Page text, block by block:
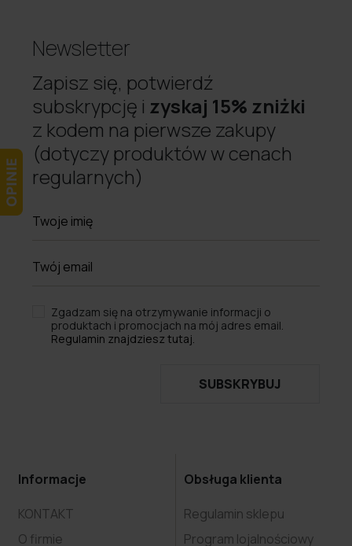
Newsletter
Zapisz się, potwierdź
subskrypcję i zyskaj 15% zniżki
z kodem na pierwsze zakupy
(dotyczy produktów w cenach
regularnych)
Zgadzam się na otrzymywanie informacji o
produktach i promocjach na mój adres email.
Regulamin znajdziesz tutaj.
SUBSKRYBUJ
Informacje
KONTAKT
O firmie
Obsługa klienta
Regulamin sklepu
Program lojalnościowy